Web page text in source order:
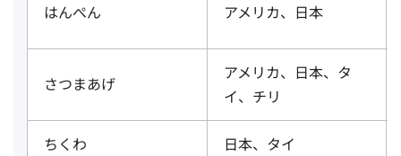
はんぺん アメリカ、日本
さつまあげ
アメリカ、日本、タ
イ、チリ
ちくわ 日本、タイ